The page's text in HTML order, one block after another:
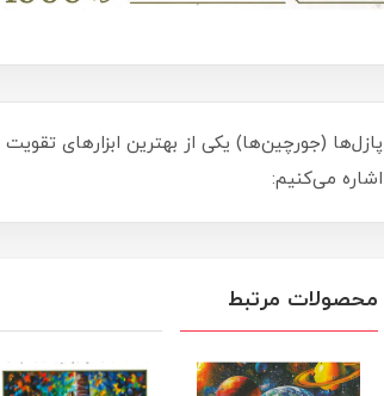
پازل‌ها (جورچین‌ها) یکی از بهترین ابزارهای
اشاره می‌کنیم:
محصولات مرتبط